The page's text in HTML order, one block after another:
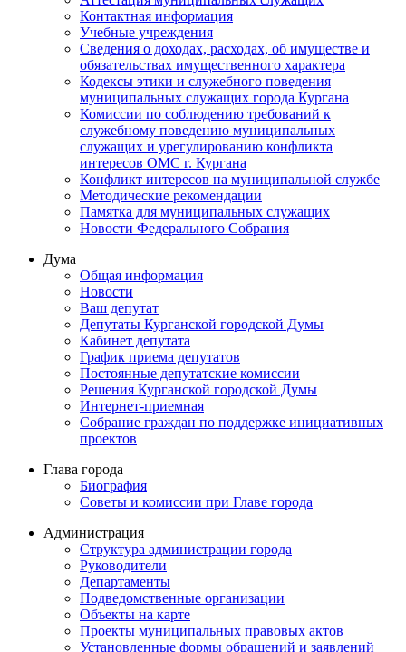
Контактная информация
Учебные учреждения
Сведения о доходах, расходах, об имуществе и
обязательствах имущественного характера
Кодексы этики и служебного поведения
муниципальных служащих города Кургана
Комиссии по соблюдению требований к
служебному поведению муниципальных
служащих и урегулированию конфликта
интересов ОМС г. Кургана
Конфликт интересов на муниципальной службе
Методические рекомендации
Памятка для муниципальных служащих
Новости Федерального Cобрания
Дума
Общая информация
Новости
Ваш депутат
Депутаты Курганской городской Думы
Кабинет депутата
График приема депутатов
Постоянные депутатские комиссии
Решения Курганской городской Думы
Интернет-приемная
Собрание граждан по поддержке инициативных
проектов
Глава города
Биография
Советы и комиссии при Главе города
Администрация
Структура администрации города
Руководители
Департаменты
Подведомственные организации
Объекты на карте
Проекты муниципальных правовых актов
Установленные формы обращений и заявлений